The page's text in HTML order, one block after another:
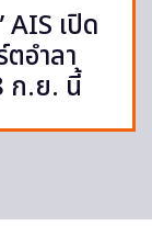
เปิด
อำลา
ก.ย. นี้